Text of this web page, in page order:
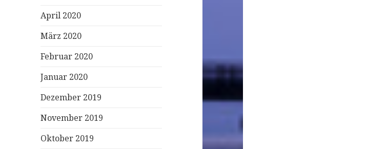
April 2020
März 2020
Februar 2020
Januar 2020
Dezember 2019
November 2019
Oktober 2019